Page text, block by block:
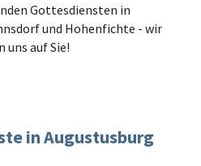
Gottesdiensten in
und Hohenfichte - wir
uns auf Sie!
in Augustusburg